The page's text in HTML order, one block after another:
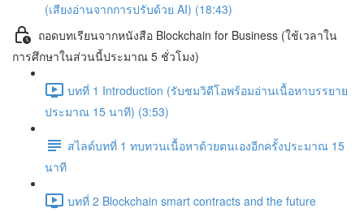
(เสียงอ่านจากการปรับด้วย AI) (18:43)
ถอดบทเรียนจากหนังสือ Blockchain for Business (ใช้เวลาใน
การศึกษาในส่วนนี้ประมาณ 5 ชั่วโมง)
บทที่ 1 Introduction (รับชมวิดีโอพร้อมอ่านเนื้อหาบรรยาย
ประมาณ 15 นาที) (3:53)
สไลด์บทที่ 1 ทบทวนเนื้อหาด้วยตนเองอีกครั้งประมาณ 15
นาที
บทที่ 2 Blockchain smart contracts and the future